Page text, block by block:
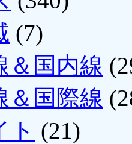
(7)
＆国内線
＆国際線
ト (21)